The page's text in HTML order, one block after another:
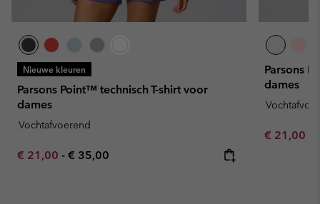
Nieuwe kleuren
Parsons Point™ technisch T-shirt voor
dames
Vochtafvoerend
Minimum sale price:
€ 21,00 - Maximum price:
€ 35,00
Parsons
dames
Minimum
€ 21,00